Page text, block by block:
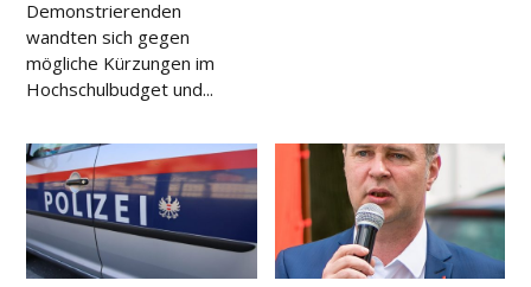
Demonstrierenden
wandten sich gegen
mögliche Kürzungen im
Hochschulbudget und...